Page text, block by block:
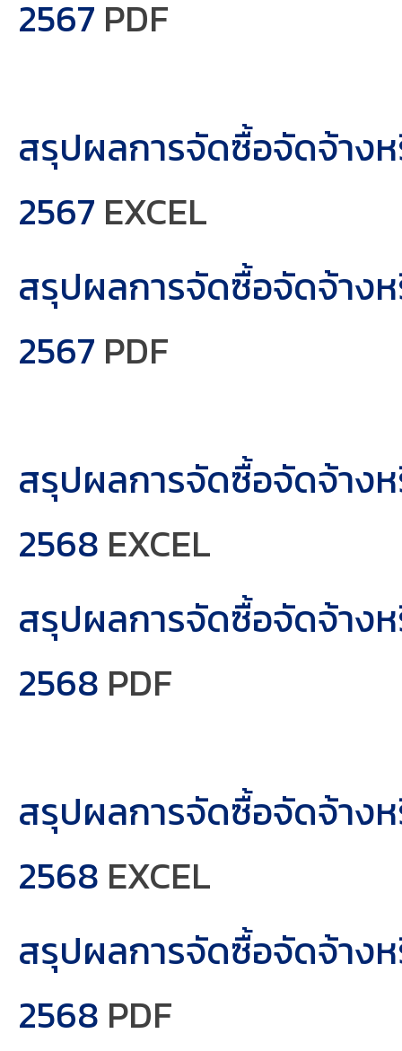
2567 PDF
สรุปผลการจัดซื้อจัดจ้าง
2567 EXCEL
สรุปผลการจัดซื้อจัดจ้าง
2567 PDF
สรุปผลการจัดซื้อจัดจ้าง
2568 EXCEL
สรุปผลการจัดซื้อจัดจ้าง
2568 PDF
สรุปผลการจัดซื้อจัดจ้าง
2568 EXCEL
สรุปผลการจัดซื้อจัดจ้าง
2568 PDF